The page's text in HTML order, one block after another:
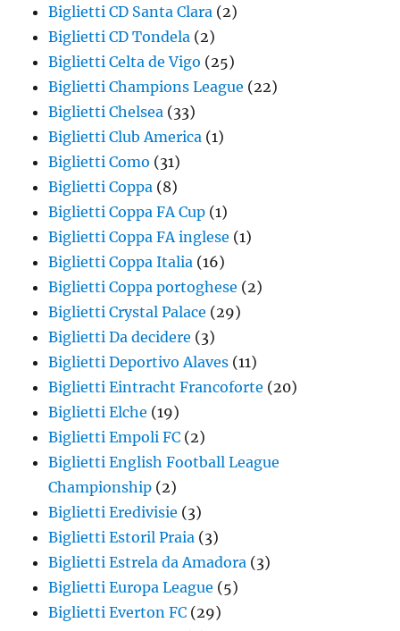
Biglietti CD Santa Clara (2)
Biglietti CD Tondela (2)
Biglietti Celta de Vigo (25)
Biglietti Champions League (22)
Biglietti Chelsea (33)
Biglietti Club America (1)
Biglietti Como (31)
Biglietti Coppa (8)
Biglietti Coppa FA Cup (1)
Biglietti Coppa FA inglese (1)
Biglietti Coppa Italia (16)
Biglietti Coppa portoghese (2)
Biglietti Crystal Palace (29)
Biglietti Da decidere (3)
Biglietti Deportivo Alaves (11)
Biglietti Eintracht Francoforte (20)
Biglietti Elche (19)
Biglietti Empoli FC (2)
Biglietti English Football League
Championship (2)
Biglietti Eredivisie (3)
Biglietti Estoril Praia (3)
Biglietti Estrela da Amadora (3)
Biglietti Europa League (5)
Biglietti Everton FC (29)